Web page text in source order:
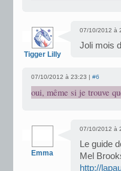
Tigger Lilly
07/10/2012 à
Joli mois
07/10/2012 à 23:23 | #6
oui, même si je trouve
Emma
07/10/2012 à
Le guide
Mel
http://